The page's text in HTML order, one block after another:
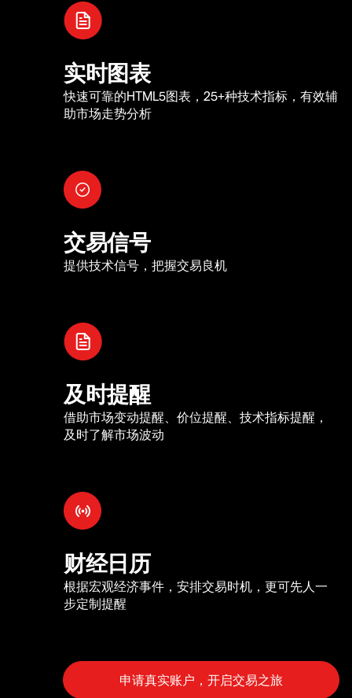
实时图表
快速可靠的HTML5图表，25+种技术指标，有效辅
助市场走势分析
交易信号
提供技术信号，把握交易良机
及时提醒
借助市场变动提醒、价位提醒、技术指标提醒，
及时了解市场波动
财经日历
根据宏观经济事件，安排交易时机，更可先人一
步定制提醒